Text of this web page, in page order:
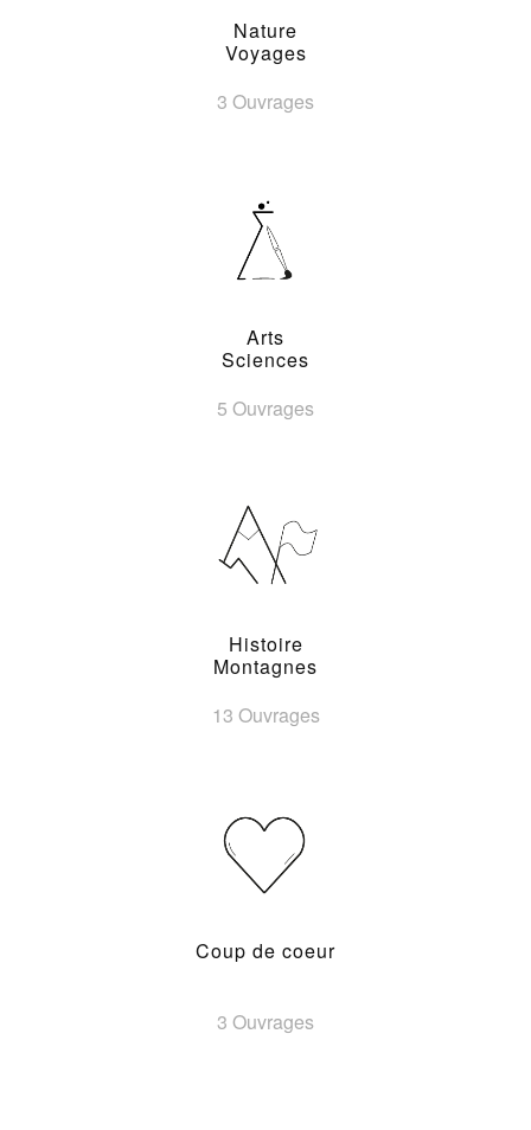
Nature
Voyages
3 Ouvrages
Arts
Sciences
5 Ouvrages
Histoire
Montagnes
13 Ouvrages
Coup de coeur
3 Ouvrages